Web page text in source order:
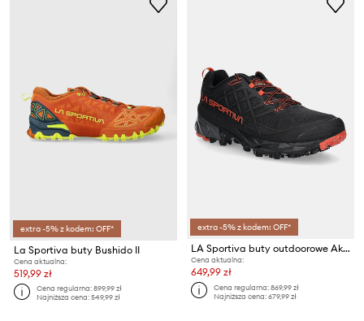
extra -5% z kodem: OFF*
La Sportiva buty Bushido II
Cena aktualna:
519,99 zł
Cena regularna:899,99 zł
Najniższa cena:549,99 zł
extra -5% z kodem: OFF*
LA Sportiva buty outdoorowe Akyra II Gtx
Cena aktualna:
649,99 zł
Cena regularna:869,99 zł
Najniższa cena:679,99 zł